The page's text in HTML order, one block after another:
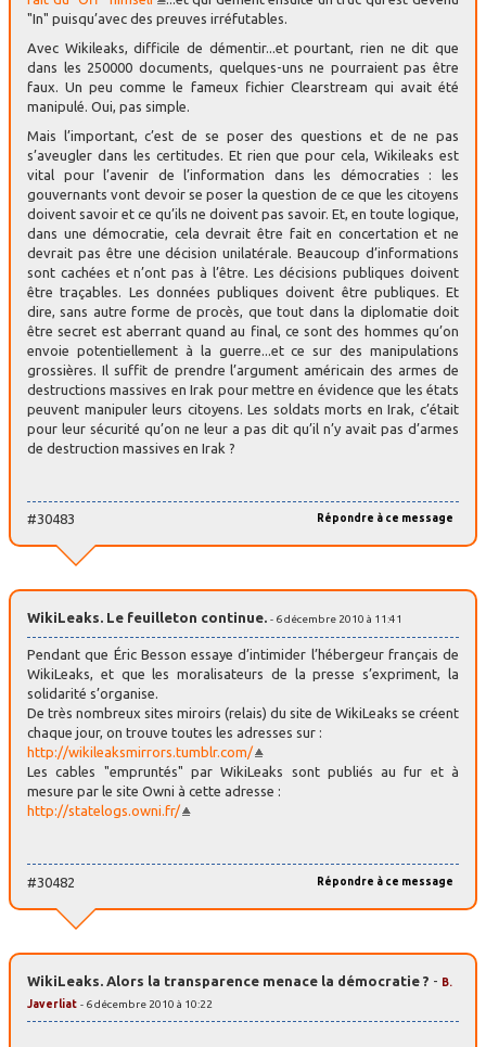
"In" puisqu’avec des preuves irréfutables.
Avec Wikileaks, difficile de démentir...et pourtant, rien ne dit que
dans les 250000 documents, quelques-uns ne pourraient pas être
faux. Un peu comme le fameux fichier Clearstream qui avait été
manipulé. Oui, pas simple.
Mais l’important, c’est de se poser des questions et de ne pas
s’aveugler dans les certitudes. Et rien que pour cela, Wikileaks est
vital pour l’avenir de l’information dans les démocraties : les
gouvernants vont devoir se poser la question de ce que les citoyens
doivent savoir et ce qu’ils ne doivent pas savoir. Et, en toute logique,
dans une démocratie, cela devrait être fait en concertation et ne
devrait pas être une décision unilatérale. Beaucoup d’informations
sont cachées et n’ont pas à l’être. Les décisions publiques doivent
être traçables. Les données publiques doivent être publiques. Et
dire, sans autre forme de procès, que tout dans la diplomatie doit
être secret est aberrant quand au final, ce sont des hommes qu’on
envoie potentiellement à la guerre...et ce sur des manipulations
grossières. Il suffit de prendre l’argument américain des armes de
destructions massives en Irak pour mettre en évidence que les états
peuvent manipuler leurs citoyens. Les soldats morts en Irak, c’était
pour leur sécurité qu’on ne leur a pas dit qu’il n’y avait pas d’armes
de destruction massives en Irak ?
Répondre à ce message
#30483
WikiLeaks. Le feuilleton continue. - 6 décembre 2010 à 11:41
Pendant que Éric Besson essaye d’intimider l’hébergeur français de
WikiLeaks, et que les moralisateurs de la presse s’expriment, la
solidarité s’organise.
De très nombreux sites miroirs (relais) du site de WikiLeaks se créent
chaque jour, on trouve toutes les adresses sur :
http://wikileaksmirrors.tumblr.com/
Les cables "empruntés" par WikiLeaks sont publiés au fur et à
mesure par le site Owni à cette adresse :
http://statelogs.owni.fr/
Répondre à ce message
#30482
WikiLeaks. Alors la transparence menace la démocratie ? - B.
Javerliat - 6 décembre 2010 à 10:22